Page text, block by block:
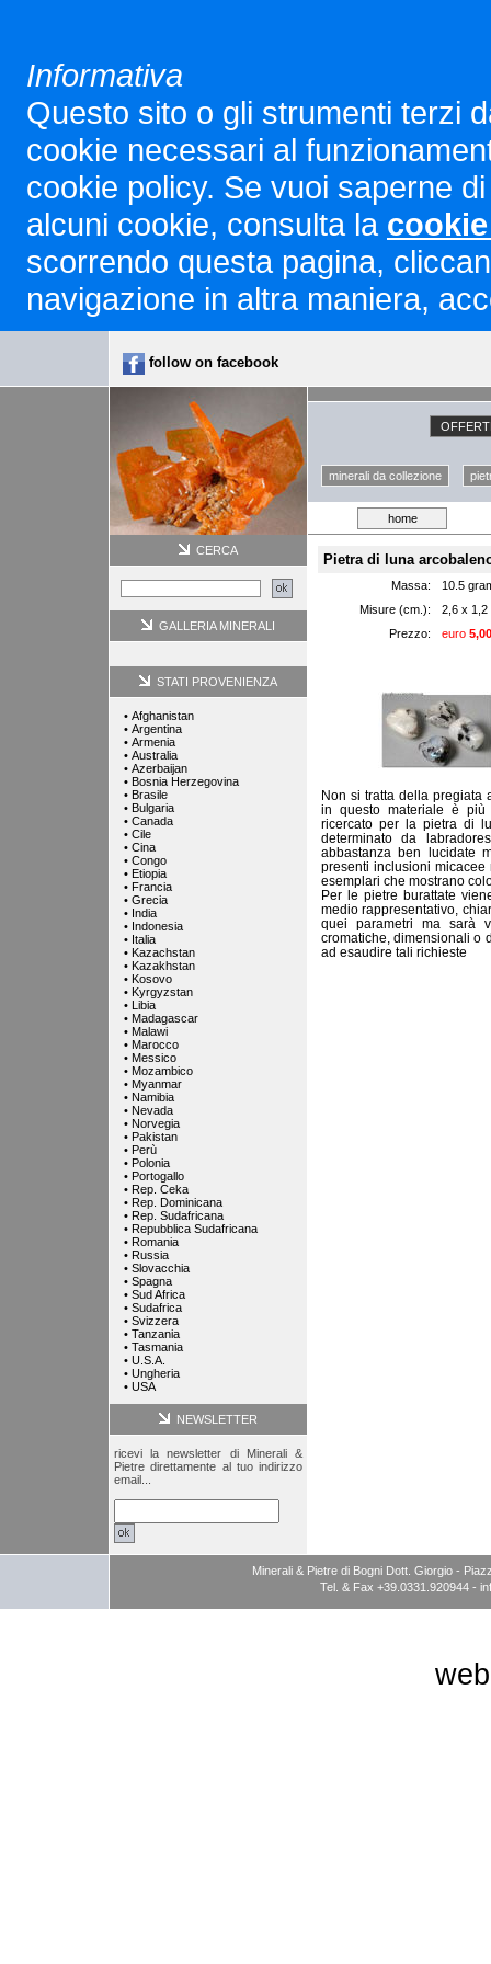
Informativa
Questo sito o gli strumenti terzi
cookie necessari al
cookie policy. Se vuoi saperne
alcuni cookie, consulta la
scorrendo questa pagina,
navigazione in altra maniera,
follow on facebook
minerali da collezione
home
CERCA
GALLERIA MINERALI
STATI PROVENIENZA
• Afghanistan
• Argentina
• Armenia
• Australia
• Azerbaijan
• Bosnia Herzegovina
• Brasile
• Bulgaria
• Canada
• Cile
• Cina
• Congo
• Etiopia
• Francia
• Grecia
• India
• Indonesia
• Italia
• Kazachstan
• Kazakhstan
• Kosovo
• Kyrgyzstan
• Libia
• Madagascar
• Malawi
• Marocco
• Messico
• Mozambico
• Myanmar
• Namibia
• Nevada
• Norvegia
• Pakistan
• Perù
• Polonia
• Portogallo
• Rep. Ceka
• Rep. Dominicana
• Rep. Sudafricana
• Repubblica Sudafricana
• Romania
• Russia
• Slovacchia
• Spagna
• Sud Africa
• Sudafrica
• Svizzera
• Tanzania
• Tasmania
• U.S.A.
• Ungheria
• USA
NEWSLETTER
ricevi la newsletter di Minerali &
Pietre direttamente al tuo indirizzo
email...
Pietra di luna
Massa:
10.5
Misure (cm.):
2,6 x 1,2
Prezzo:
euro 5,00
Non si tratta della pregiata
in questo materiale è più
ricercato per la pietra di
determinato da
abbastanza ben lucidate
presenti inclusioni
esemplari che mostrano
Per le pietre burattate
medio rappresentativo,
quei parametri ma sarà
cromatiche, dimensionali o
ad esaudire tali richieste
Minerali & Pietre di Bogni Dott. Giorgio -
Tel. & Fax +39.0331.920944 -